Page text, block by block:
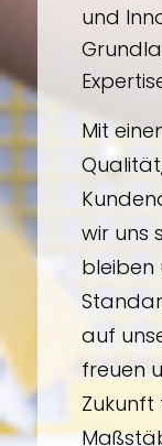
und
Mit
wir uns
bleiben
auf
freuen